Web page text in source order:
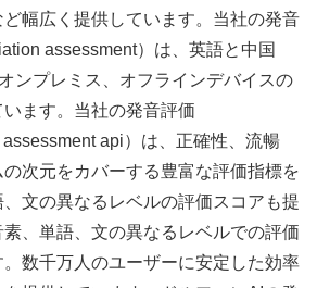
幅広く提供しています。当社の発音
assessment）は、英語と中国
ンプレミス、オフラインデバイスの
ます。当社の発音評価
api）は、正確性、流暢
次元をカバーする豊富な評価指標を
文の異なるレベルの評価スコアも提
、単語、文の異なるレベルでの評価
数千万人のユーザーに安定した効率